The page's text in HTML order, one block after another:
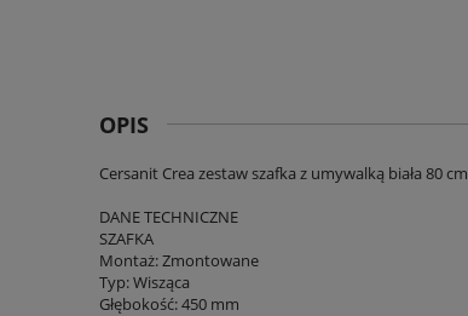
OPIS
Cersanit Crea zestaw szafka z umywalką biała 80 cm
DANE TECHNICZNE
SZAFKA
Montaż: Zmontowane
Typ: Wisząca
Głębokość: 450 mm